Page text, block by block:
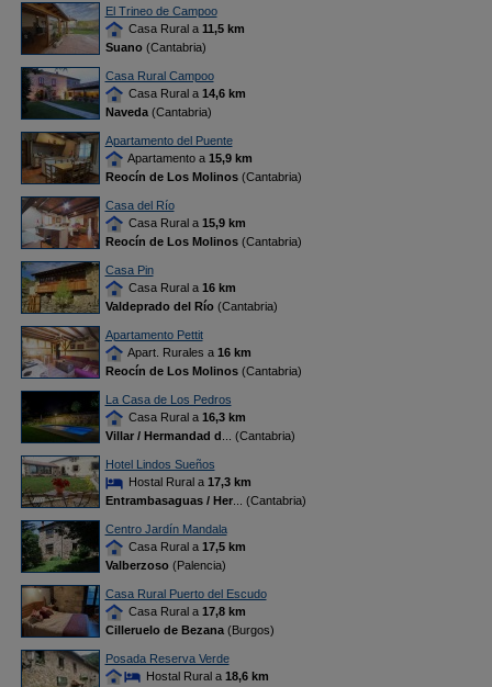
El Trineo de Campoo
Casa Rural a 11,5 km
Suano(Cantabria)
Casa Rural Campoo
Casa Rural a 14,6 km
Naveda(Cantabria)
Apartamento del Puente
Apartamento a 15,9 km
Reocín de Los Molinos(Cantabria)
Casa del Río
Casa Rural a 15,9 km
Reocín de Los Molinos(Cantabria)
Casa Pin
Casa Rural a 16 km
Valdeprado del Río(Cantabria)
Apartamento Pettit
Apart. Rurales a 16 km
Reocín de Los Molinos(Cantabria)
La Casa de Los Pedros
Casa Rural a 16,3 km
Villar / Hermandad d ... (Cantabria)
Hotel Lindos Sueños
Hostal Rural a 17,3 km
Entrambasaguas / Her... (Cantabria)
Centro Jardín Mandala
Casa Rural a 17,5 km
Valberzoso(Palencia)
Casa Rural Puerto del Escudo
Casa Rural a 17,8 km
Cilleruelo de Bezana(Burgos)
Posada Reserva Verde
Hostal Rural a 18,6 km